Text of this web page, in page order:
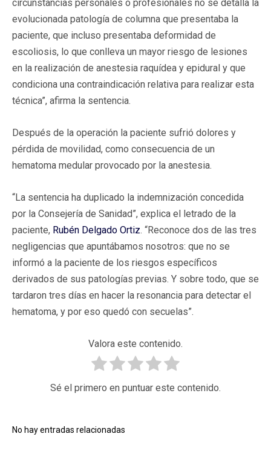
circunstancias personales o profesionales no se detalla la
evolucionada patología de columna que presentaba la
paciente, que incluso presentaba deformidad de
escoliosis, lo que conlleva un mayor riesgo de lesiones
en la realización de anestesia raquídea y epidural y que
condiciona una contraindicación relativa para realizar esta
técnica”, afirma la sentencia.
Después de la operación la paciente sufrió dolores y
pérdida de movilidad, como consecuencia de un
hematoma medular provocado por la anestesia.
“La sentencia ha duplicado la indemnización concedida
por la Consejería de Sanidad”, explica el letrado de la
paciente, Rubén Delgado Ortiz. “Reconoce dos de las tres
negligencias que apuntábamos nosotros: que no se
informó a la paciente de los riesgos específicos
derivados de sus patologías previas. Y sobre todo, que se
tardaron tres días en hacer la resonancia para detectar el
hematoma, y por eso quedó con secuelas”.
Valora este contenido.
Sé el primero en puntuar este contenido.
No hay entradas relacionadas